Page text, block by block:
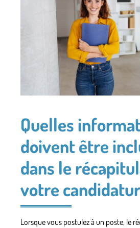
Quelles
doivent être
dans le
votre
Lorsque vous postulez à un poste, le